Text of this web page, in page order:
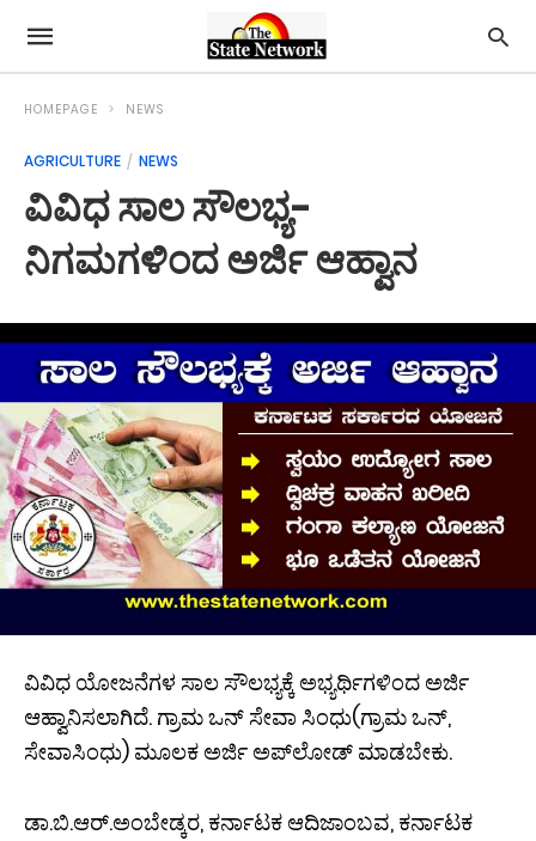
HOMEPAGE NEWS
AGRICULTURE NEWS
ವಿವಿಧ ಸಾಲ ಸೌಲಭ್ಯ-
ನಿಗಮಗಳಿಂದ ಅರ್ಜಿ ಆಹ್ವಾನ
ವಿವಿಧ ಯೋಜನೆಗಳ ಸಾಲ ಸೌಲಭ್ಯಕ್ಕೆ ಅಭ್ಯರ್ಥಿಗಳಿಂದ ಅರ್ಜಿ
ಆಹ್ವಾನಿಸಲಾಗಿದೆ. ಗ್ರಾಮ ಒನ್ ಸೇವಾ ಸಿಂಧು(ಗ್ರಾಮ ಒನ್,
ಸೇವಾಸಿಂಧು) ಮೂಲಕ ಅರ್ಜಿ ಅಪ್‍ಲೋಡ್ ಮಾಡಬೇಕು.
ಡಾ.ಬಿ.ಆರ್.ಅಂಬೇಡ್ಕರ, ಕರ್ನಾಟಕ ಆದಿಜಾಂಬವ, ಕರ್ನಾಟಕ